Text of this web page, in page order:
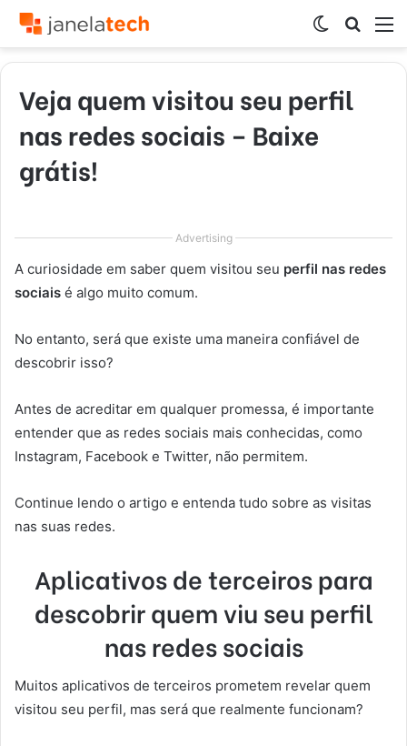
por
Switch
skin
Veja quem visitou seu perfil
nas redes sociais – Baixe
grátis!
Advertising
A curiosidade em saber quem visitou seu perfil nas redes
sociais é algo muito comum.
No entanto, será que existe uma maneira confiável de
descobrir isso?
Antes de acreditar em qualquer promessa, é importante
entender que as redes sociais mais conhecidas, como
Instagram, Facebook e Twitter, não permitem.
Continue lendo o artigo e entenda tudo sobre as visitas
nas suas redes.
Aplicativos de terceiros para
descobrir quem viu seu perfil
nas redes sociais
Muitos aplicativos de terceiros prometem revelar quem
visitou seu perfil, mas será que realmente funcionam?